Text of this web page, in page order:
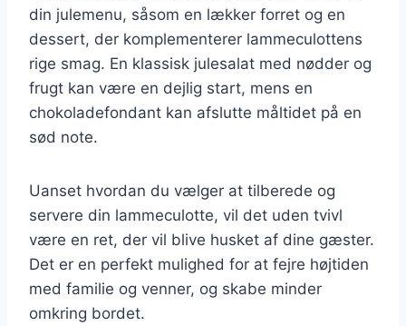
din julemenu, såsom en lækker forret og en
dessert, der komplementerer lammeculottens
rige smag. En klassisk julesalat med nødder og
frugt kan være en dejlig start, mens en
chokoladefondant kan afslutte måltidet på en
sød note.
Uanset hvordan du vælger at tilberede og
servere din lammeculotte, vil det uden tvivl
være en ret, der vil blive husket af dine gæster.
Det er en perfekt mulighed for at fejre højtiden
med familie og venner, og skabe minder
omkring bordet.